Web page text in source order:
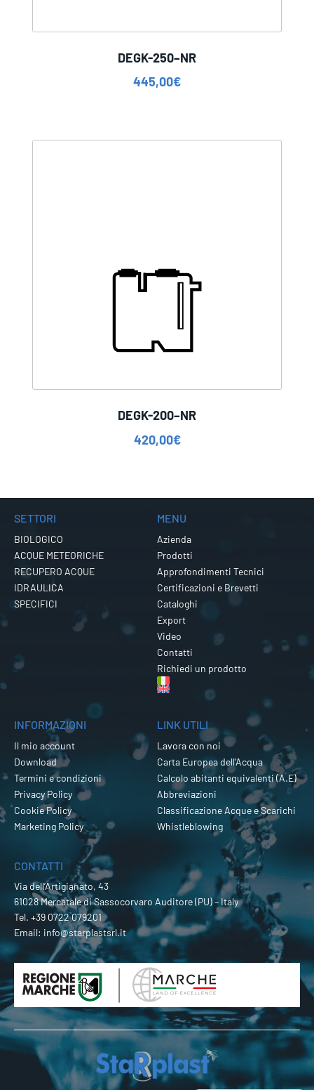
DEGK-250–NR
445,00€
DEGK-200–NR
420,00€
SETTORI
BIOLOGICO
ACQUE METEORICHE
RECUPERO ACQUE
IDRAULICA
SPECIFICI
MENU
Azienda
Prodotti
Approfondimenti Tecnici
Certificazioni e Brevetti
Cataloghi
Export
Video
Contatti
Richiedi un prodotto
INFORMAZIONI
Il mio account
Download
Termini e condizioni
Privacy Policy
Cookie Policy
Marketing Policy
LINK UTILI
Lavora con noi
Carta Europea dell’Acqua
Calcolo abitanti equivalenti (A.E)
Abbreviazioni
Classificazione Acque e Scarichi
Whistleblowing
CONTATTI
Via dell’Artigianato, 43
61028 Mercatale di Sassocorvaro Auditore (PU) – Italy
Tel. +39 0722 079201
Email: info@starplastsrl.it